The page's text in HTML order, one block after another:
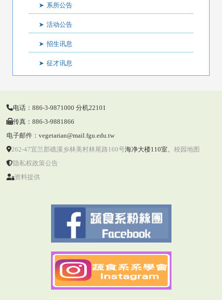
系所公告
活动公告
招生讯息
征才讯息
电话：886-3-9871000 分机22101
传真：886-3-9881866
电子邮件：vegetarian@mail.fgu.edu.tw
262-47宜兰郡礁溪乡林美村林尾路160号海净大楼110室、 校园地图
隐私权政策公告
资料提供